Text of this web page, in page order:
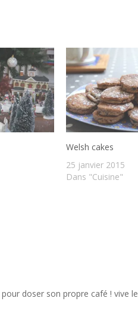
Welsh cakes
25 janvier 2015
Dans "Cuisine"
doser son propre café ! vive le